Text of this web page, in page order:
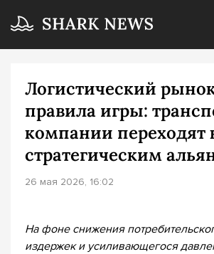
Логистический
правила игры:
компании переходят
стратегическим
26 мая 2026, 16:02
На фоне снижения
издержек и усиливающегося